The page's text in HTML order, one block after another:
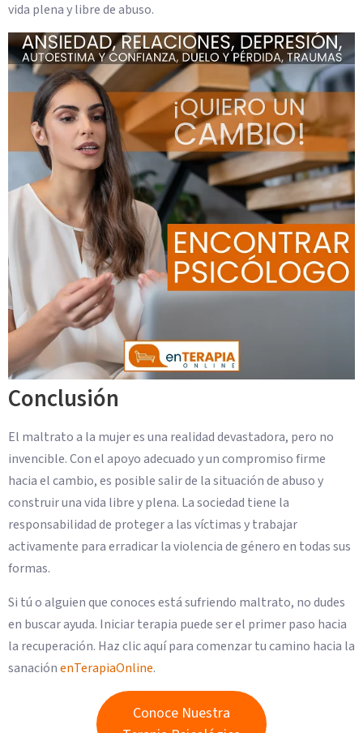
vida plena y libre de abuso.
Conclusión
El maltrato a la mujer es una realidad devastadora, pero no
invencible. Con el apoyo adecuado y un compromiso firme
hacia el cambio, es posible salir de la situación de abuso y
construir una vida libre y plena. La sociedad tiene la
responsabilidad de proteger a las víctimas y trabajar
activamente para erradicar la violencia de género en todas sus
formas.
Si tú o alguien que conoces está sufriendo maltrato, no dudes
en buscar ayuda. Iniciar terapia puede ser el primer paso hacia
la recuperación. Haz clic aquí para comenzar tu camino hacia la
sanaciónenTerapiaOnline.
Conoce Nuestra